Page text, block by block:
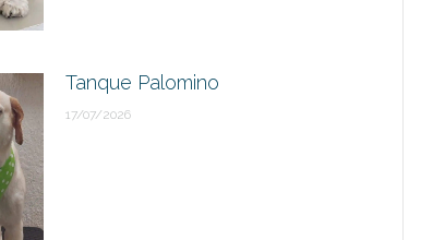
Tanque Palomino
17/07/2026